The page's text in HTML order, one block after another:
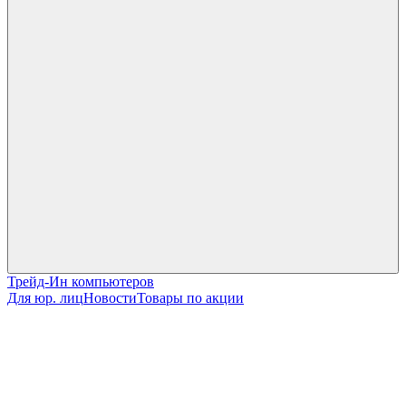
Трейд-Ин компьютеров
Для юр. лицНовостиТовары по акции